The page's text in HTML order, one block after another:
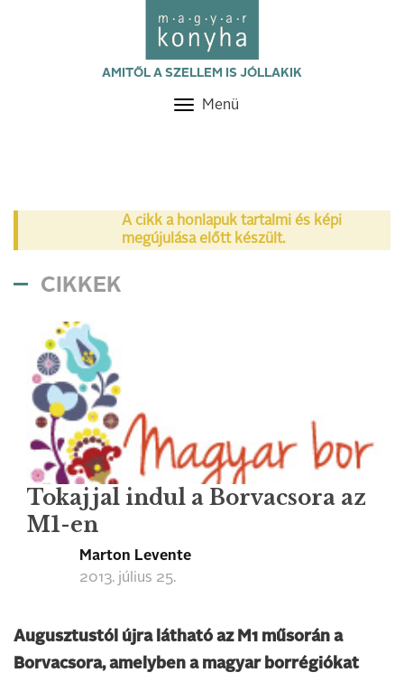
AMITŐL A SZELLEM IS JÓLLAKIK
Toggle
Menü
A cikk a honlapuk tartalmi és képi
megújulása előtt készült.
CIKKEK
Tokajjal indul a Borvacsora az
M1-en
Marton Levente
2013. július 25.
Augusztustól újra látható az M1 műsorán a
Borvacsora, amelyben a magyar borrégiókat